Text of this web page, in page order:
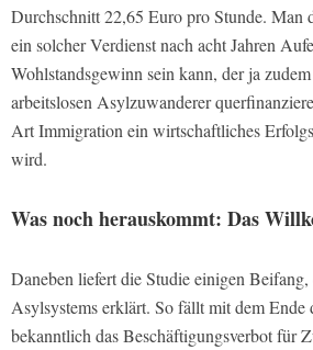
Durchschnitt 22,65 Euro pro Stunde. Man
ein solcher Verdienst nach acht Jahren
Wohlstandsgewinn sein kann, der ja
arbeitslosen Asylzuwanderer
Art Immigration ein wirtschaftliches
wird.
Was noch herauskommt: Das
Daneben liefert die Studie einigen Beifang,
Asylsystems erklärt. So fällt mit dem Ende
bekanntlich das Beschäftigungsverbot für